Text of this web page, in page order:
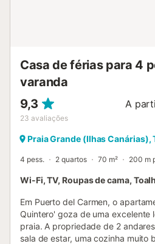
Casa de férias para 4
varanda
9,3
23 avaliações
A
Praia Grande (Ilhas Canárias),
4 pess. 2 quartos 70 m² 200 m
Wi-Fi, TV, Roupas de cama,
Em Puerto del Carmen, o
Quintero' goza de uma excelente
praia. A propriedade de 2
sala de estar, uma cozinha muito